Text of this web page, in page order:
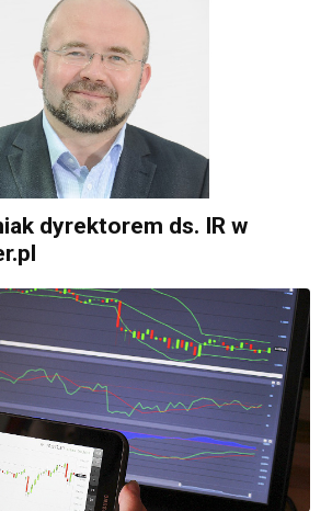
dyrektorem ds. IR w